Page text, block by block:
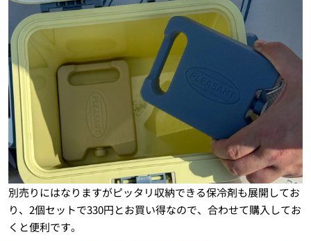
別売りにはなりますがピッタリ収納できる保冷剤も展開してお
り、2個セットで330円とお買い得なので、合わせて購入してお
くと便利です。